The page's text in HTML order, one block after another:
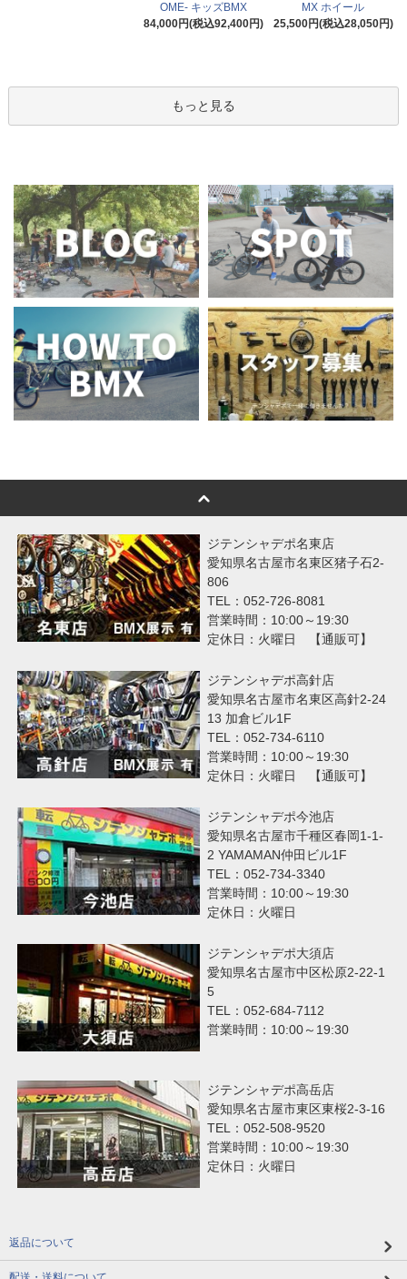
OME- キッズBMX
84,000円(税込92,400円)
MX ホイール
25,500円(税込28,050円)
もっと見る
ジテンシャデポ名東店
愛知県名古屋市名東区猪子石2-
806
TEL：052-726-8081
営業時間：10:00～19:30
定休日：火曜日 【通販可】
ジテンシャデポ高針店
愛知県名古屋市名東区高針2-24
13 加倉ビル1F
TEL：052-734-6110
営業時間：10:00～19:30
定休日：火曜日 【通販可】
ジテンシャデポ今池店
愛知県名古屋市千種区春岡1-1-
2 YAMAMAN仲田ビル1F
TEL：052-734-3340
営業時間：10:00～19:30
定休日：火曜日
ジテンシャデポ大須店
愛知県名古屋市中区松原2-22-1
5
TEL：052-684-7112
営業時間：10:00～19:30
ジテンシャデポ高岳店
愛知県名古屋市東区東桜2-3-16
TEL：052-508-9520
営業時間：10:00～19:30
定休日：火曜日
返品について